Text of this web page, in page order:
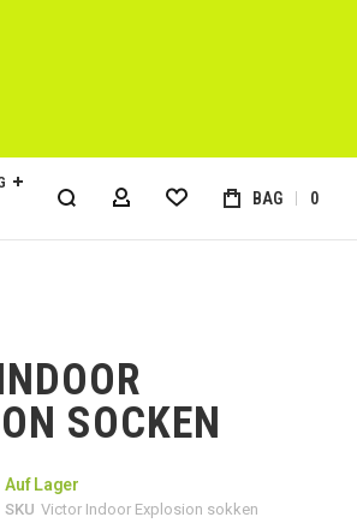
MY ACCOUNT BAG 0
SOCKEN
Auf Lager
SKU Victor Indoor Explosion sokken